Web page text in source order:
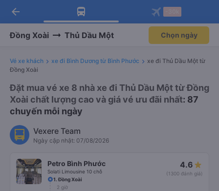
Tải app Vexere ngay!
Nhận ưu đãi thành viên độc
Mở app
Tải app Vexere
-30k/ghế khi đặt vé máy bay qua
Mở app
arrow_back
Đồng Xoài Thủ Dầu Một Chọn ngày
Vé xe khách xe đi Bình Dương từ Bình Phước
xe đi Thủ Dầu Một từ
Đồng Xoài
Đặt mua vé xe 8 nhà xe đi Thủ Dầu Một từ Đồng
Xoài chất lượng cao và giá vé ưu đãi nhất: 87
chuyến mỗi ngày
Vexere Team
Ngày cập nhật: 07/08/2026
Petro Bình Phước
Solati Limousine 10 chỗ
4.6
(1300 đánh giá)
1. Đồng Xoài
2 giờ